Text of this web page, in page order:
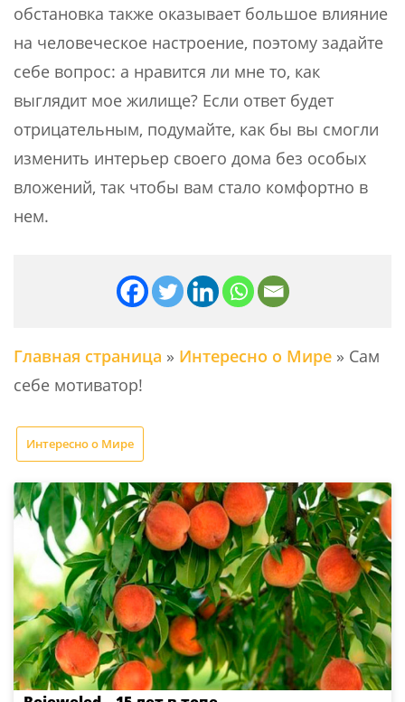
обстановка также оказывает большое влияние
на человеческое настроение, поэтому задайте
себе вопрос: а нравится ли мне то, как
выглядит мое жилище? Если ответ будет
отрицательным, подумайте, как бы вы смогли
изменить интерьер своего дома без особых
вложений, так чтобы вам стало комфортно в
нем.
Главная страница » Интересно о Мире » Сам
себе мотиватор!
Интересно о Мире